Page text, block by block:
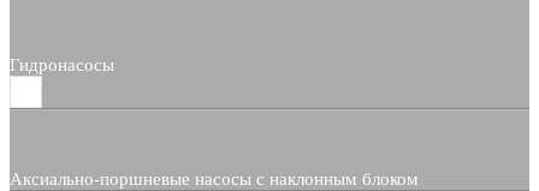
Гидронасосы
Аксиально-поршневые насосы с наклонным блоком